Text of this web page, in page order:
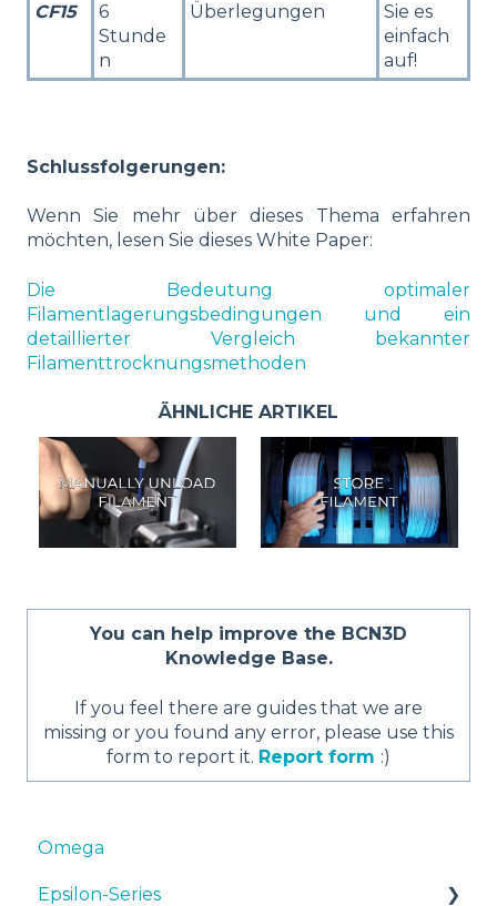
CF15
6
Stunde
n
Überlegungen
Sie es
einfach
auf!
Schlussfolgerungen:
Wenn Sie mehr über dieses Thema erfahren
möchten, lesen Sie dieses White Paper:
Die Bedeutung optimaler
Filamentlagerungsbedingungen und ein
detaillierter Vergleich bekannter
Filamenttrocknungsmethoden
ÄHNLICHE ARTIKEL
You can help improve the BCN3D
Knowledge Base.
If you feel there are guides that we are
missing or you found any error, please use this
form to report it. Report form :)
Omega
Epsilon-Series